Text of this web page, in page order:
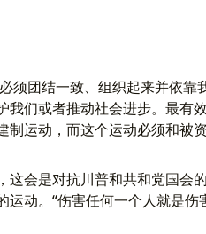
须团结一致、组织起来并依靠
们或者推动社会进步。最有
运动，而这个运动必须和被
会是对抗川普和共和党国会
动。“伤害任何一个人就是伤